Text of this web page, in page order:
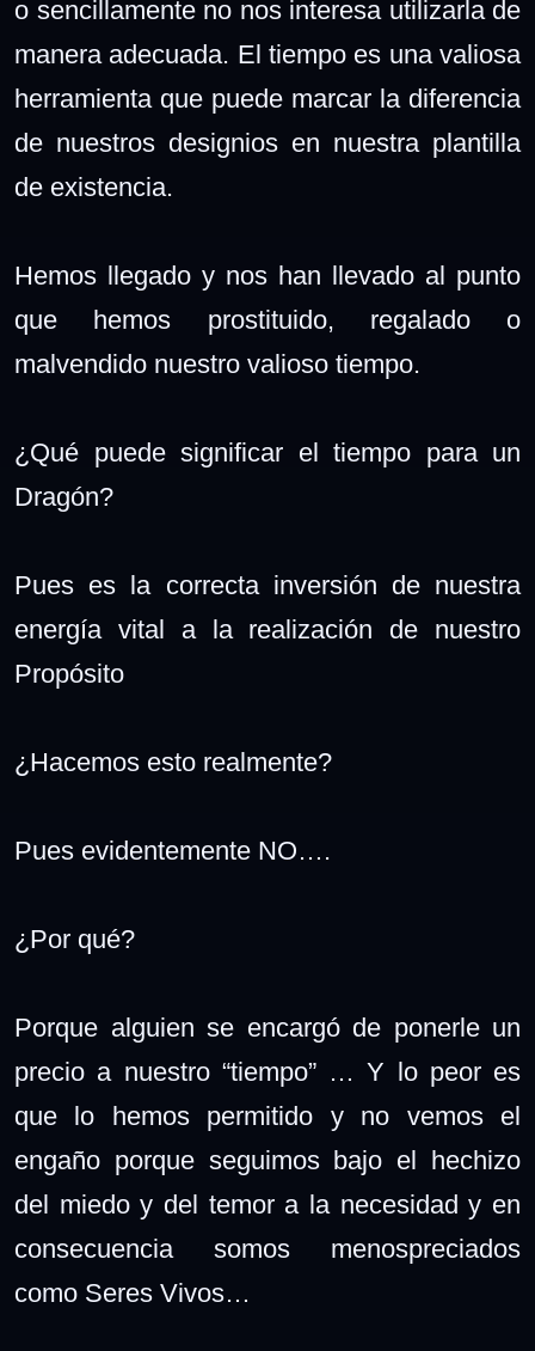
o sencillamente no nos interesa utilizarla de
manera adecuada. El tiempo es una valiosa
herramienta que puede marcar la diferencia
de nuestros designios en nuestra plantilla
de existencia.
Hemos llegado y nos han llevado al punto
que hemos prostituido, regalado o
malvendido nuestro valioso tiempo.
¿Qué puede significar el tiempo para un
Dragón?
Pues es la correcta inversión de nuestra
energía vital a la realización de nuestro
Propósito
¿Hacemos esto realmente?
Pues evidentemente NO….
¿Por qué?
Porque alguien se encargó de ponerle un
precio a nuestro “tiempo” … Y lo peor es
que lo hemos permitido y no vemos el
engaño porque seguimos bajo el hechizo
del miedo y del temor a la necesidad y en
consecuencia somos menospreciados
como Seres Vivos…